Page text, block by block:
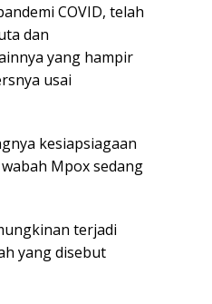
COVID, telah
dan
yang hampir
usai
kesiapsiagaan
Mpox sedang
terjadi
yang disebut